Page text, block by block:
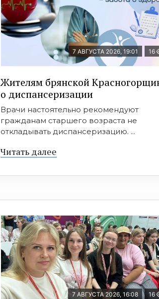
7 АВГУСТА 2026, 19:01 16
Жителям брянской
о диспансеризации
Врачи настоятельно рекомендуют
гражданам старшего возраста не
откладывать диспансеризацию. ...
Читать далее
7 АВГУСТА 2026, 16:08 16